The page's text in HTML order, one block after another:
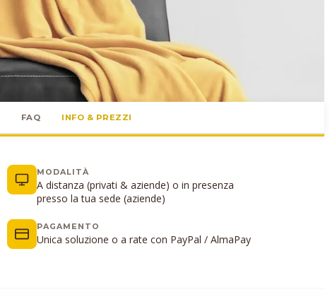
FAQ INFO & PREZZI
MODALITÀ
A distanza (privati & aziende) o in presenza
presso la tua sede (aziende)
PAGAMENTO
Unica soluzione o a rate con PayPal / AlmaPay